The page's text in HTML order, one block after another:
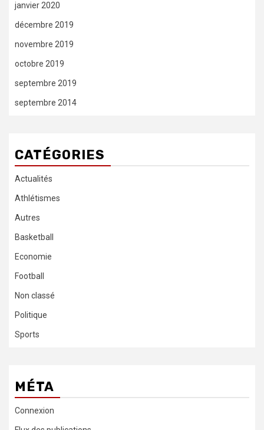
janvier 2020
décembre 2019
novembre 2019
octobre 2019
septembre 2019
septembre 2014
CATÉGORIES
Actualités
Athlétismes
Autres
Basketball
Economie
Football
Non classé
Politique
Sports
MÉTA
Connexion